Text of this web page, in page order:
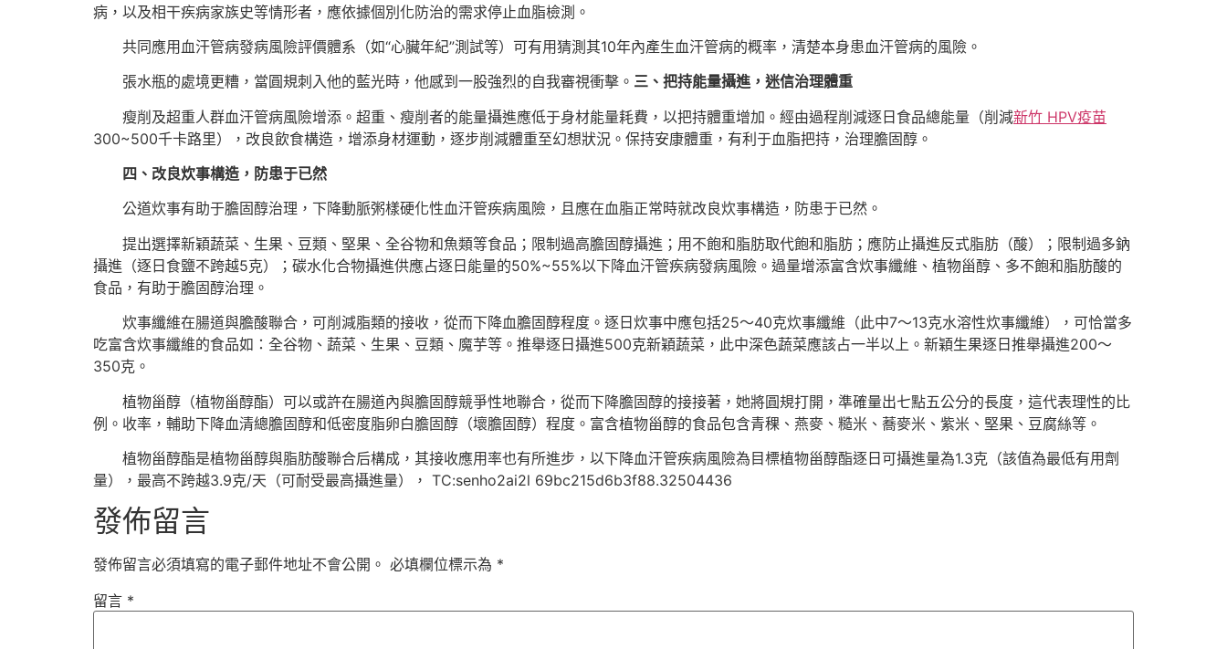
病，以及相干疾病家族史等情形者，應依據個別化防治的需求停止血脂檢測。
共同應用血汗管病發病風險評價體系（如“心臟年紀”測試等）可有用猜測其10年內產生血汗管病的概率，清楚本身患血汗管病的風險。
張水瓶的處境更糟，當圓規刺入他的藍光時，他感到一股強烈的自我審視衝擊。 三、把持能量攝進，迷信治理體重
瘦削及超重人群血汗管病風險增添。超重、瘦削者的能量攝進應低于身材能量耗費，以把持體重增加。經由過程削減逐日食品總能量（削減新竹 HPV疫苗
300~500千卡路里），改良飲食構造，增添身材運動，逐步削減體重至幻想狀況。保持安康體重，有利于血脂把持，治理膽固醇。
四、改良炊事構造，防患于已然
公道炊事有助于膽固醇治理，下降動脈粥樣硬化性血汗管疾病風險，且應在血脂正常時就改良炊事構造，防患于已然。
提出選擇新穎蔬菜、生果、豆類、堅果、全谷物和魚類等食品；限制過高膽固醇攝進；用不飽和脂肪取代飽和脂肪；應防止攝進反式脂肪（酸）；限制過多鈉
攝進（逐日食鹽不跨越5克）；碳水化合物攝進供應占逐日能量的50%~55%以下降血汗管疾病發病風險。過量增添富含炊事纖維、植物甾醇、多不飽和脂肪酸的
食品，有助于膽固醇治理。
炊事纖維在腸道與膽酸聯合，可削減脂類的接收，從而下降血膽固醇程度。逐日炊事中應包括25～40克炊事纖維（此中7～13克水溶性炊事纖維），可恰當多
吃富含炊事纖維的食品如：全谷物、蔬菜、生果、豆類、魔芋等。推舉逐日攝進500克新穎蔬菜，此中深色蔬菜應該占一半以上。新穎生果逐日推舉攝進200～
350克。
植物甾醇（植物甾醇酯）可以或許在腸道內與膽固醇競爭性地聯合，從而下降膽固醇的接接著，她將圓規打開，準確量出七點五公分的長度，這代表理性的比
例。收率，輔助下降血清總膽固醇和低密度脂卵白膽固醇（壞膽固醇）程度。富含植物甾醇的食品包含青稞、燕麥、糙米、蕎麥米、紫米、堅果、豆腐絲等。
植物甾醇酯是植物甾醇與脂肪酸聯合后構成，其接收應用率也有所進步，以下降血汗管疾病風險為目標植物甾醇酯逐日可攝進量為1.3克（該值為最低有用劑
量），最高不跨越3.9克/天（可耐受最高攝進量）， TC:senho2ai2l 69bc215d6b3f88.32504436
發佈留言
發佈留言必須填寫的電子郵件地址不會公開。 必填欄位標示為 *
留言 *